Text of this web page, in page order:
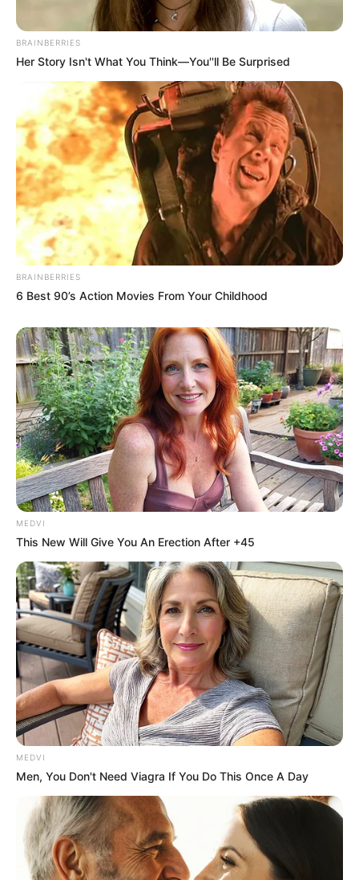
The Most Surprising Things About FIFA World Cup
2026
BRAINBERRIES
It Might Be Quentin Tarantino's Last Movie
BRAINBERRIES
They're Unbearable! 9 Movie Characters You
Probably Remember
BRAINBERRIES
BRAINBERRIES
Her Story Isn't What You Think—You''ll Be Surprised
BRAINBERRIES
6 Best 90’s Action Movies From Your Childhood
MEDVI
This New Will Give You An Erection After +45
MEDVI
Men, You Don't Need Viagra If You Do This Once A Day